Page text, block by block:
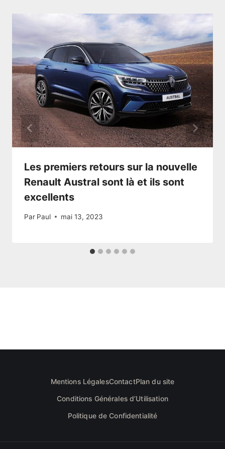
Les premiers retours sur la nouvelle
Renault Austral sont là et ils sont
excellents
Par Paul mai 13, 2023
Mentions LégalesContactPlan du site
Conditions Générales d’Utilisation
Politique de Confidentialité